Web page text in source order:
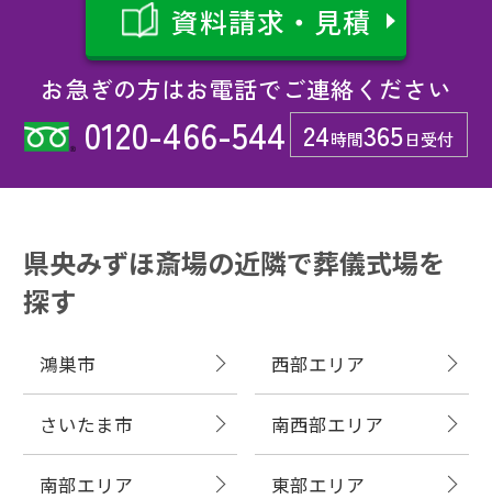
お急ぎの方はお電話でご連絡ください
24時間365日受付
0120-466-544
資料請求・見積
県央みずほ斎場の近隣で葬儀式場を
探す
鴻巣市 西部エリア
さいたま市 南西部エリア
南部エリア 東部エリア